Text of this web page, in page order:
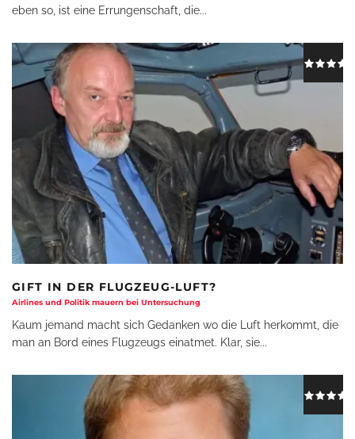
eben so, ist eine Errungenschaft, die...
GIFT IN DER FLUGZEUG-LUFT?
Airlines und Politik mauern bei Untersuchung
Kaum jemand macht sich Gedanken wo die Luft herkommt, die
man an Bord eines Flugzeugs einatmet. Klar, sie...